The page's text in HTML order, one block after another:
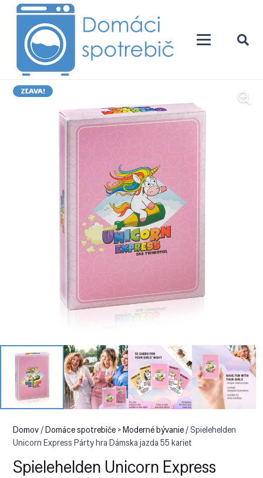
ZĽAVA!
Domov/Domáce spotrebiče > Moderné bývanie/ Spielehelden
Unicorn Express Párty hra Dámska jazda 55 kariet
Spielehelden Unicorn Express